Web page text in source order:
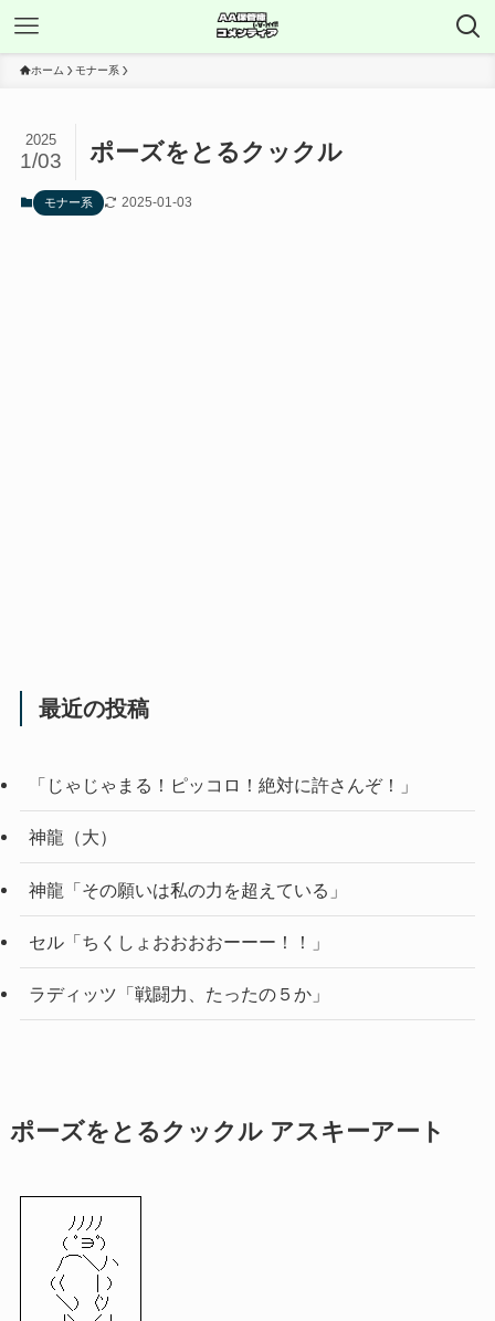
ホーム モナー系
ポーズをとるクックル
2025
1/03
モナー系 2025-01-03
最近の投稿
「じゃじゃまる！ピッコロ！絶対に許さんぞ！」
神龍（大）
神龍「その願いは私の力を超えている」
セル「ちくしょおおおおーーー！！」
ラディッツ「戦闘力、たったの５か」
ポーズをとるクックル アスキーアート
ﾉﾉﾉﾉ
( ﾟ∋ﾟ)
/⌒＼ﾉヽ
(〈 ｜)
＼) 〈ｿ